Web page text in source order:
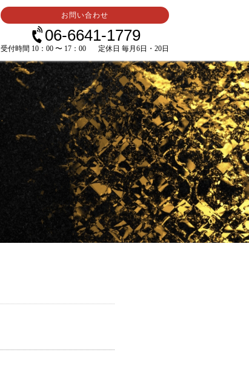
お問い合わせ
06-6641-1779
受付時間 10：00 〜 17：00 定休日 毎月6日・20日